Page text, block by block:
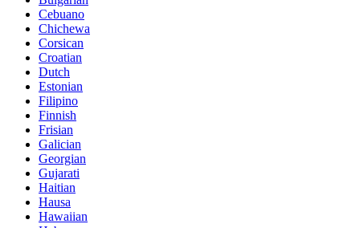
Cebuano
Chichewa
Corsican
Croatian
Dutch
Estonian
Filipino
Finnish
Frisian
Galician
Georgian
Gujarati
Haitian
Hausa
Hawaiian